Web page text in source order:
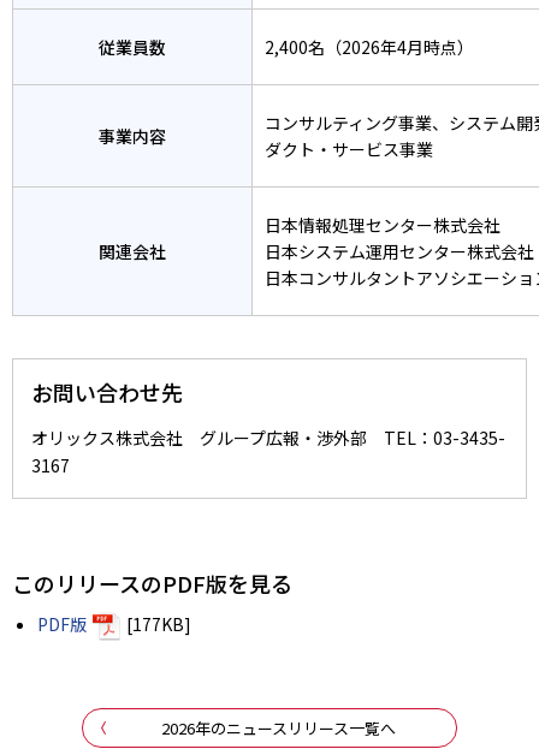
従業員数 2,400名（2026年4月時点）
事業内容
コンサルティング事業、システム
ダクト・サービス事業
関連会社
日本情報処理センター株式会社
日本システム運用センター株式会社
日本コンサルタントアソシエーシ
お問い合わせ先
オリックス株式会社 グループ広報・渉外部 TEL：03-3435-
3167
このリリースのPDF版を見る
PDF版 [177KB]
2026年のニュースリリース一覧へ